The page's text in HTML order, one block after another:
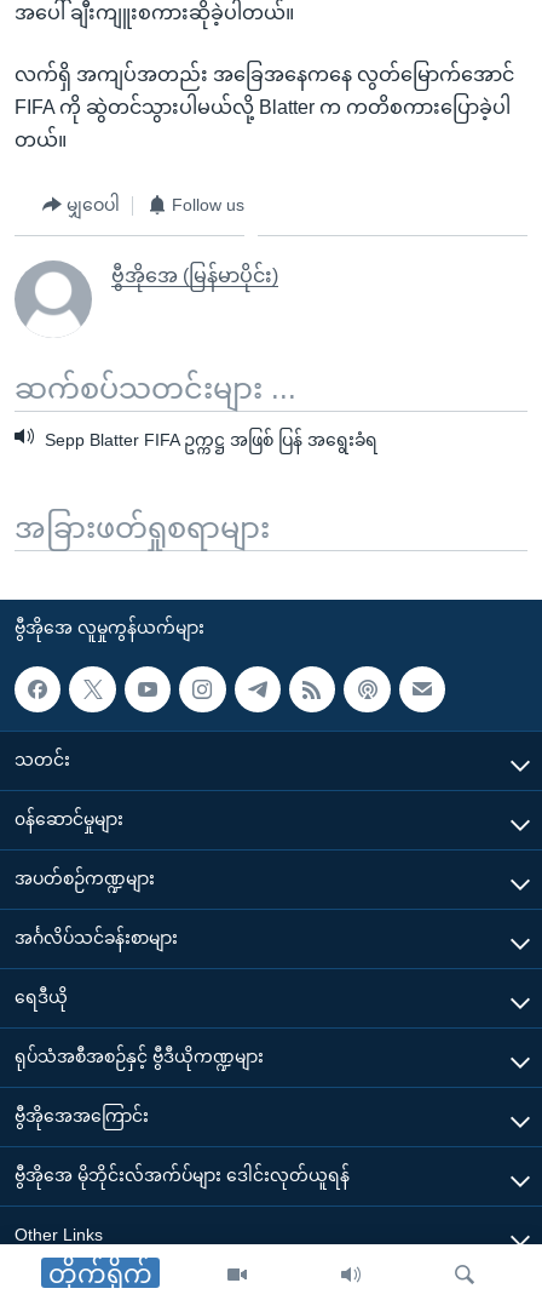
တိုက်ရိုက်
အပေါ် ချီးကျူးစကားဆိုခဲ့ပါတယ်။
လက်ရှိ အကျပ်အတည်း အခြေအနေကနေ လွတ်မြောက်အောင်
FIFA ကို ဆွဲတင်သွားပါမယ်လို့ Blatter က ကတိစကားပြောခဲ့ပါ
တယ်။
မျှဝေပါ Follow us
ဗွီအိုအေ (မြန်မာပိုင်း)
ဆက်စပ်သတင်းများ ...
Sepp Blatter FIFA ဥက္ကဋ္ဌ အဖြစ် ပြန် အရွေးခံရ
အခြားဖတ်ရှုစရာများ
ဗွီအိုအေ လူမှုကွန်ယက်များ
သတင်း
၀န်ဆောင်မှုများ
အပတ်စဉ်ကဏ္ဍများ
အင်္ဂလိပ်သင်ခန်းစာများ
ရေဒီယို
ရုပ်သံအစီအစဉ်နှင့် ဗွီဒီယိုကဏ္ဍများ
ဗွီအိုအေအကြောင်း
ဗွီအိုအေ မိုဘိုင်းလ်အက်ပ်များ ဒေါင်းလုတ်ယူရန်
Other Links